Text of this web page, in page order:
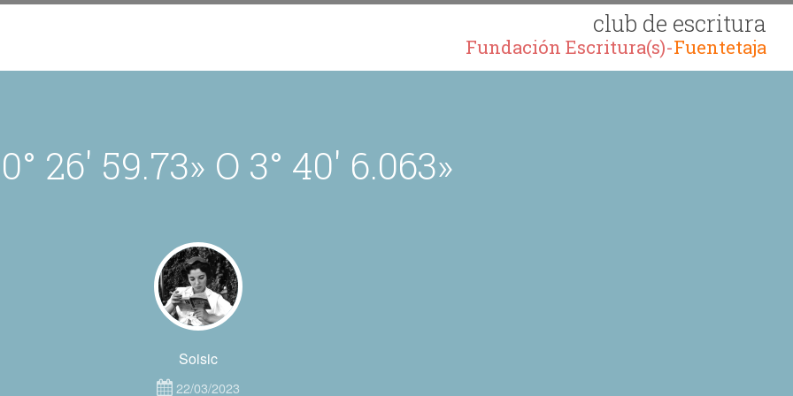
club de escritura
Fundación Escritura(s)-Fuentetaja
26′ 59.73» O 3° 40′ 6.063»
Soisic
22/03/2023